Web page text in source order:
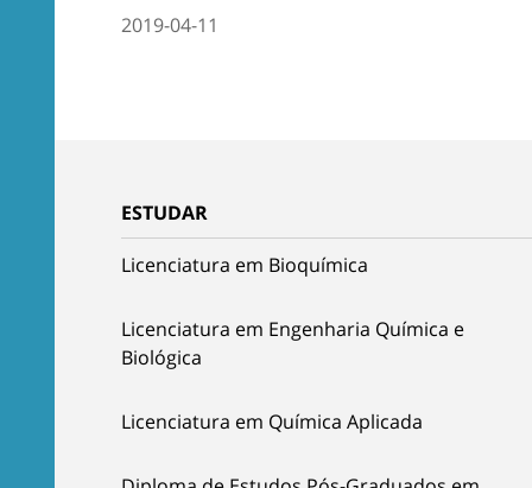
2019-04-11
ESTUDAR
Licenciatura em Bioquímica
Licenciatura em Engenharia Química e
Biológica
Licenciatura em Química Aplicada